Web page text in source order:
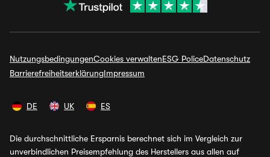
NutzungsbedingungenCookies verwaltenESG PoliceDatenschutz
BarrierefreiheitserklärungImpressum
DE UK ES
Die durchschnittliche Ersparnis berechnet sich im Vergleich zur
unverbindlichen Preisempfehlung des Herstellers aus allen auf